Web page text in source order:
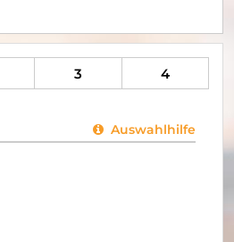
3 4
Auswahlhilfe